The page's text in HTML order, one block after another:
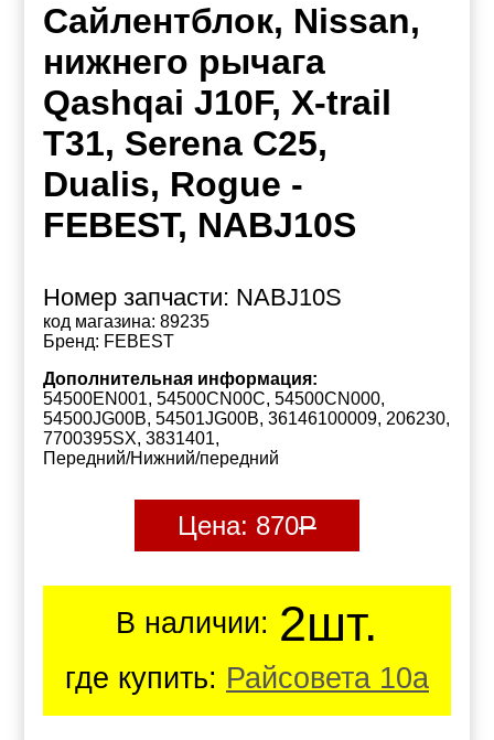
Сайлентблок, Nissan,
нижнего рычага
Qashqai J10F, X-trail
T31, Serena C25,
Dualis, Rogue -
FEBEST, NABJ10S
Номер запчасти: NABJ10S
код магазина: 89235
Бренд: FEBEST
Дополнительная информация:
54500EN001, 54500CN00C, 54500CN000,
54500JG00B, 54501JG00B, 36146100009, 206230,
7700395SX, 3831401,
Передний/Нижний/передний
Цена: 870Р
В наличии: 2шт.
где купить: Райсовета 10а